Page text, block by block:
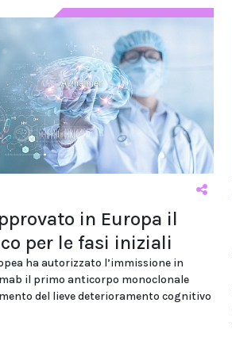
in Europa il
per le fasi iniziali
ha autorizzato l’immissione in
il primo anticorpo monoclonale
del lieve deterioramento cognitivo